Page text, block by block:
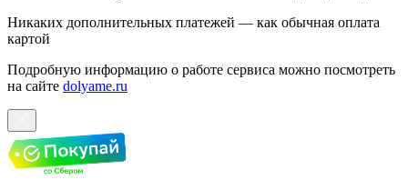
Никаких дополнительных платежей — как обычная оплата
картой
Подробную информацию о работе сервиса можно посмотреть
на сайте dolyame.ru